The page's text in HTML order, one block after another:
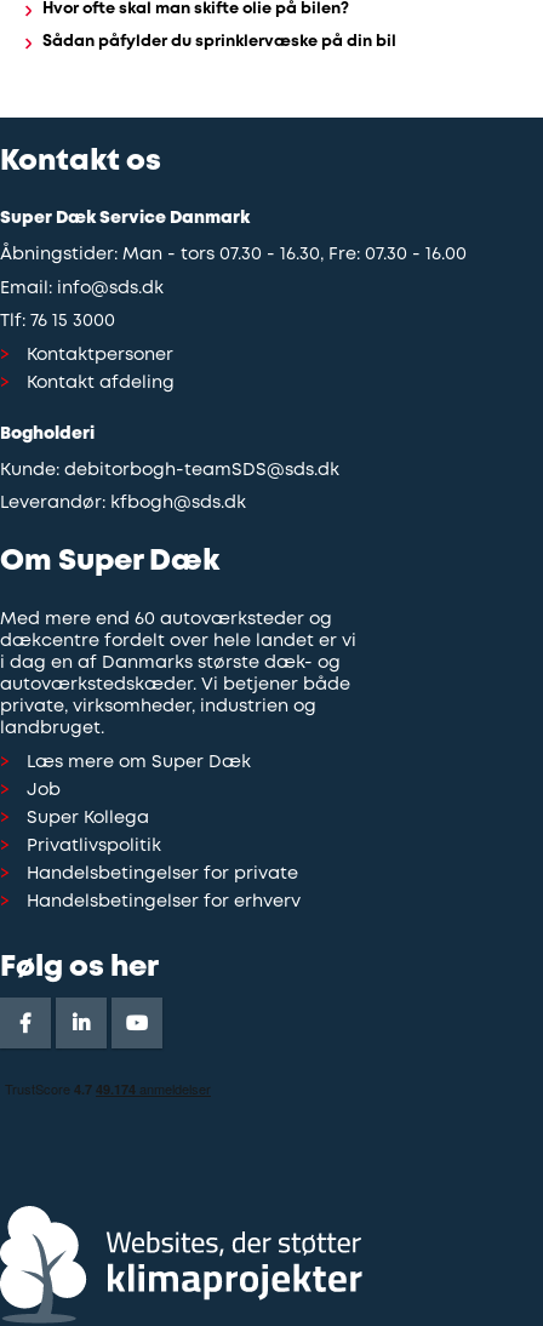
Hvor ofte skal man skifte olie på bilen?
Sådan påfylder du sprinklervæske på din bil
Kontakt os
Super Dæk Service Danmark
Åbningstider: Man - tors 07.30 - 16.30, Fre: 07.30 - 16.00
Email: info@sds.dk
Tlf: 76 15 3000
Kontaktpersoner
Kontakt afdeling
Bogholderi
Kunde: debitorbogh-teamSDS@sds.dk
Leverandør: kfbogh@sds.dk
Om Super Dæk
Med mere end 60 autoværksteder og
dækcentre fordelt over hele landet er vi
i dag en af Danmarks største dæk- og
autoværkstedskæder. Vi betjener både
private, virksomheder, industrien og
landbruget.
Læs mere om Super Dæk
Job
Super Kollega
Privatlivspolitik
Handelsbetingelser for private
Handelsbetingelser for erhverv
Følg os her